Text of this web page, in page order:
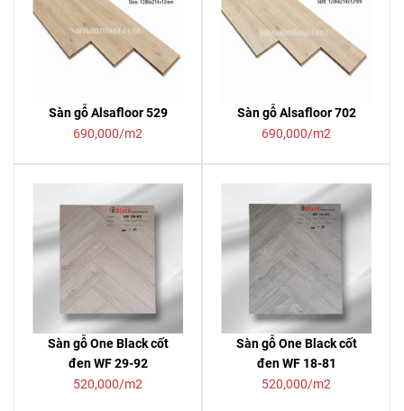
Sàn gỗ Alsafloor 529
690,000/m2
Sàn gỗ Alsafloor 702
690,000/m2
Sàn gỗ One Black cốt
đen WF 29-92
520,000/m2
Sàn gỗ One Black cốt
đen WF 18-81
520,000/m2